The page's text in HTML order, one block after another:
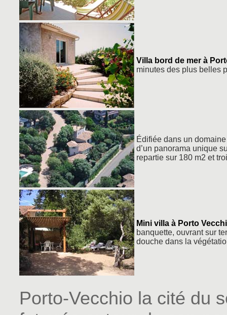
Villa bord de mer à
minutes des plus belles
Édifiée dans un
d’un panorama unique
repartie sur 180 m2 et
Mini villa à Porto
banquette, ouvrant sur
douche dans la
Porto-Vecchio la cité du